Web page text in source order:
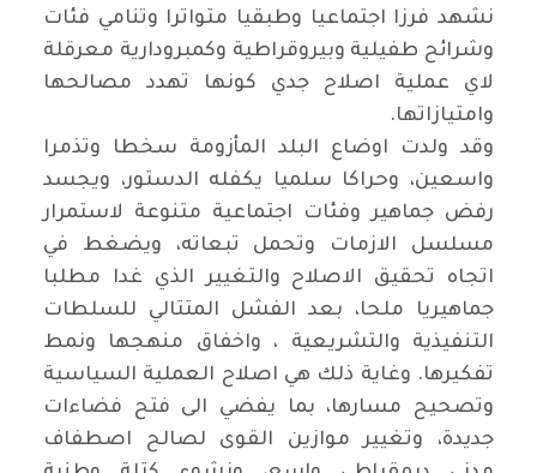
نشهد فرزا اجتماعيا وطبقيا متواترا وتنامي فئات
وشرائح طفيلية وبيروقراطية وكمبرودارية معرقلة
لاي عملية اصلاح جدي كونها تهدد مصالحها
وامتيازاتها.
وقد ولدت اوضاع البلد المأزومة سخطا وتذمرا
واسعين، وحراكا سلميا يكفله الدستور، ويجسد
رفض جماهير وفئات اجتماعية متنوعة لاستمرار
مسلسل الازمات وتحمل تبعاته، ويضغط في
اتجاه تحقيق الاصلاح والتغيير الذي غدا مطلبا
جماهيريا ملحا، بعد الفشل المتتالي للسلطات
التنفيذية والتشريعية ، واخفاق منهجها ونمط
تفكيرها. وغاية ذلك هي اصلاح العملية السياسية
وتصحيح مسارها، بما يفضي الى فتح فضاءات
جديدة، وتغيير موازين القوى لصالح اصطفاف